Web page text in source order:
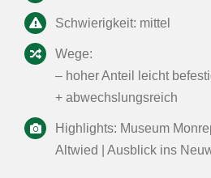
Schwierigkeit: mittel
Wege:
– hoher Anteil leicht
+ abwechslungsreich
Highlights: Museum
Altwied | Ausblick ins